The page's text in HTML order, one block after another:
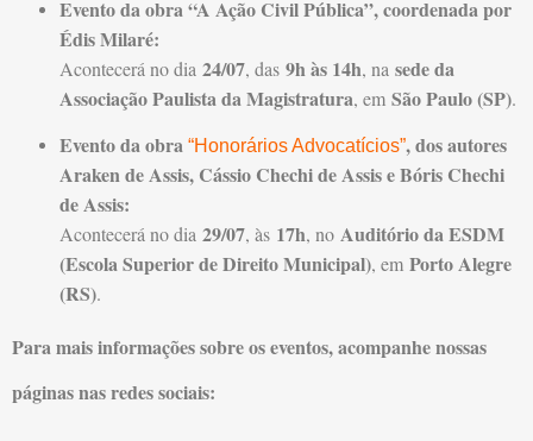
Evento da obra “A Ação Civil Pública”, coordenada por
Édis Milaré:
Acontecerá no dia 24/07, das 9h às 14h, na sede da
Associação Paulista da Magistratura, em São Paulo (SP).
Evento da obra “Honorários Advocatícios”, dos autores
Araken de Assis, Cássio Chechi de Assis e Bóris Chechi
de Assis:
Acontecerá no dia 29/07, às 17h, no Auditório da ESDM
(Escola Superior de Direito Municipal), em Porto Alegre
(RS).
Para mais informações sobre os eventos, acompanhe nossas
páginas nas redes sociais: